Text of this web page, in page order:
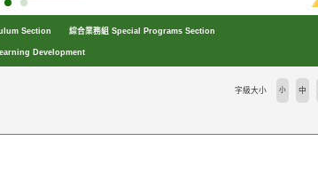
Section 綜合業務組 Special Programs Section
Development
字級大小 小 中